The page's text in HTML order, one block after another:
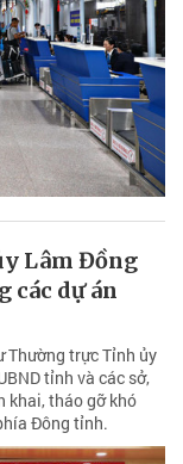
Lâm Đồng
các dự án
Thường trực Tỉnh ủy
tỉnh và các sở,
khai, tháo gỡ khó
Đông tỉnh.